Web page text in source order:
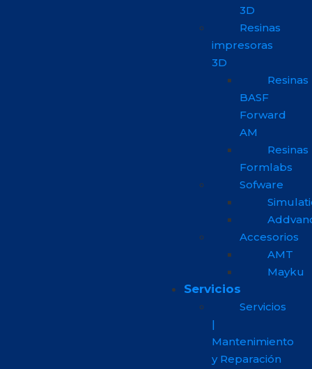
3D
Resinas
impresoras
3D
Resinas
BASF
Forward
AM
Resinas
Formlabs
Sofware
Accesorios
AMT
Mayku
Servicios
Servicios
|
Mantenimiento
y Reparación